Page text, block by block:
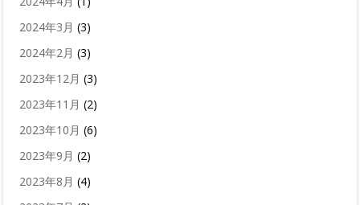
2024年3月 (3)
2024年2月 (3)
2023年12月 (3)
2023年11月 (2)
2023年10月 (6)
2023年9月 (2)
2023年8月 (4)